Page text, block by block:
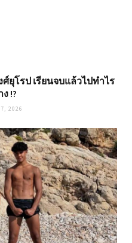
ยุโรป เรียนจบแล้วไปทำไร
!?
2026